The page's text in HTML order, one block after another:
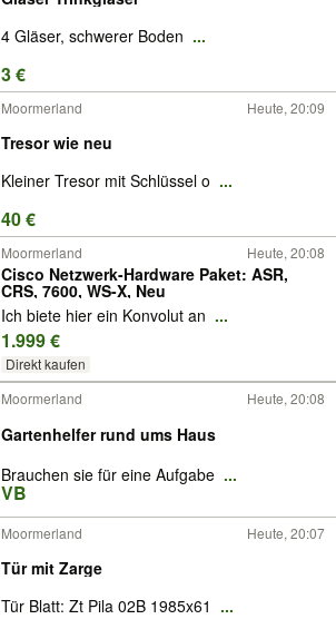
4 Gläser, schwerer Boden ...
3 €
Moormerland Heute, 20:09
Tresor wie neu
Kleiner Tresor mit Schlüssel o ...
40 €
Moormerland Heute, 20:08
Cisco Netzwerk-Hardware Paket: ASR,
CRS, 7600, WS-X, Neu
Ich biete hier ein Konvolut an ...
1.999 €
Direkt kaufen
Moormerland
Heute, 20:08
Gartenhelfer rund ums Haus
Brauchen sie für eine Aufgabe ...
VB
Moormerland Heute, 20:07
Tür mit Zarge
Tür Blatt: Zt Pila 02B 1985x61 ...